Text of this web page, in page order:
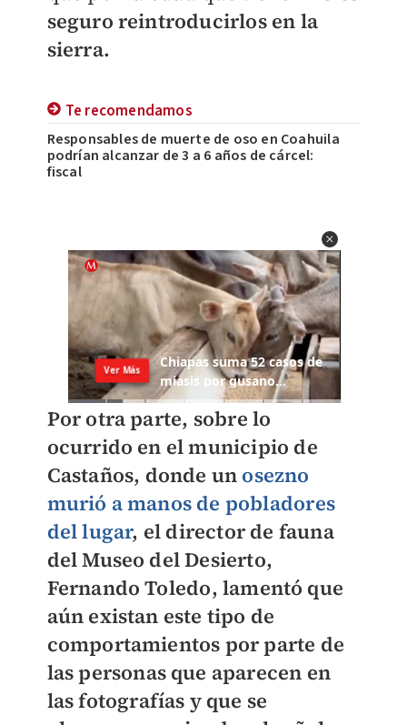
seguro reintroducirlos en la
sierra.
Te recomendamos
Responsables de muerte de oso en Coahuila
podrían alcanzar de 3 a 6 años de cárcel:
fiscal
Por otra parte, sobre lo
ocurrido en el municipio de
Castaños, donde un osezno
murió a manos de pobladores
del lugar, el director de fauna
del Museo del Desierto,
Fernando Toledo, lamentó que
aún existan este tipo de
comportamientos por parte de
las personas que aparecen en
las fotografías y que se